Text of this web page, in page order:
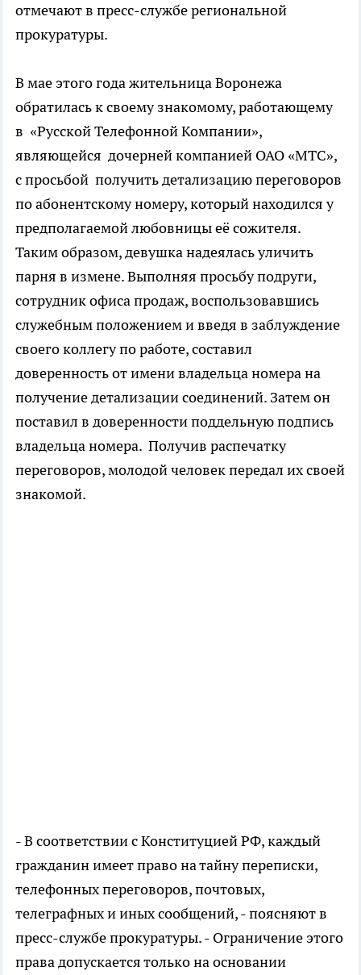
отмечают в пресс-службе региональной
прокуратуры.
В мае этого года жительница Воронежа
обратилась к своему знакомому, работающему
в «Русской Телефонной Компании»,
являющейся дочерней компанией ОАО «МТС»,
с просьбой получить детализацию переговоров
по абонентскому номеру, который находился у
предполагаемой любовницы её сожителя.
Таким образом, девушка надеялась уличить
парня в измене. Выполняя просьбу подруги,
сотрудник офиса продаж, воспользовавшись
служебным положением и введя в заблуждение
своего коллегу по работе, составил
доверенность от имени владельца номера на
получение детализации соединений. Затем он
поставил в доверенности поддельную подпись
владельца номера. Получив распечатку
переговоров, молодой человек передал их своей
знакомой.
- В соответствии с Конституцией РФ, каждый
гражданин имеет право на тайну переписки,
телефонных переговоров, почтовых,
телеграфных и иных сообщений, - поясняют в
пресс-службе прокуратуры. - Ограничение этого
права допускается только на основании